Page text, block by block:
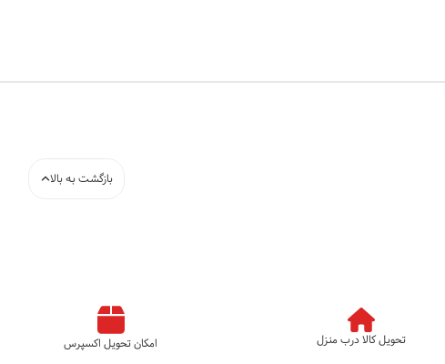
بازگشت به بالا
تحویل کالا درب منزل امکان تحویل اکسپرس